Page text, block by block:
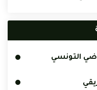
التونسي